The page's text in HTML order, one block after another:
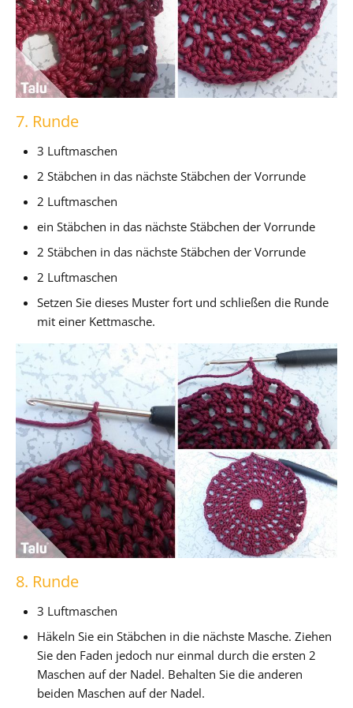
7. Runde
3 Luftmaschen
2 Stäbchen in das nächste Stäbchen der Vorrunde
2 Luftmaschen
ein Stäbchen in das nächste Stäbchen der Vorrunde
2 Stäbchen in das nächste Stäbchen der Vorrunde
2 Luftmaschen
Setzen Sie dieses Muster fort und schließen die Runde
mit einer Kettmasche.
8. Runde
3 Luftmaschen
Häkeln Sie ein Stäbchen in die nächste Masche. Ziehen
Sie den Faden jedoch nur einmal durch die ersten 2
Maschen auf der Nadel. Behalten Sie die anderen
beiden Maschen auf der Nadel.